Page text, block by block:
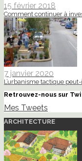
15 février 2018
Comment continuer à
7 janvier 2020
L’urbanisme tactique
Retrouvez-nous sur
Mes Tweets
ARCHITECTURE